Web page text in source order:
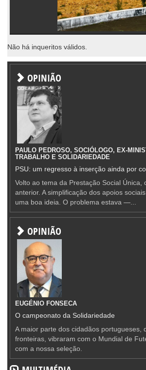
Não há inqueritos válidos.
OPINIÃO
PAULO PEDROSO, SOCIÓLOGO, EX-
TRABALHO E SOLIDARIEDADE
PSU: um regresso à inserção ainda por
Volto ao tema da Prestação Social Única,
anterior. A simplificação dos apoios
uma boa ideia. O problema estava —...
OPINIÃO
EUGÉNIO FONSECA
O campeonato da Solidariedade
A maior parte dos cidadãos portugueses,
fronteiras, vibraram com o Mundial de
com a nossa seleção.